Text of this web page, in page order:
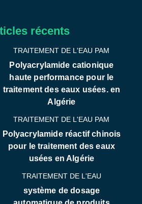
récents
TRAITEMENT DE L'EAU PAM
Polyacrylamide cationique
haute performance pour le
traitement des eaux usées. en
Algérie
TRAITEMENT DE L'EAU PAM
Polyacrylamide réactif chinois
pour le traitement des eaux
usées en Algérie
TRAITEMENT DE L'EAU
système de dosage